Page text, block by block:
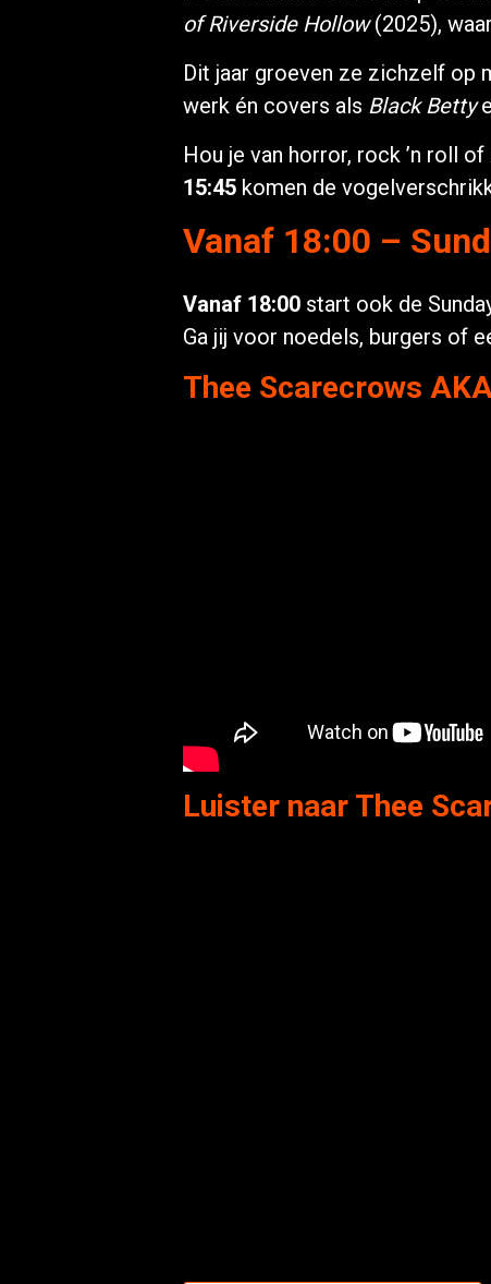
of Riverside Hollow(2025),
Dit jaar groeven ze zichzelf op
werk én covers als Black Betty
Hou je van horror, rock ’n roll
15:45 komen de
Vanaf 18:00 –
Vanaf 18:00 start ook de
Ga jij voor noedels, burgers of
Thee Scarecrows
Luister naar Thee